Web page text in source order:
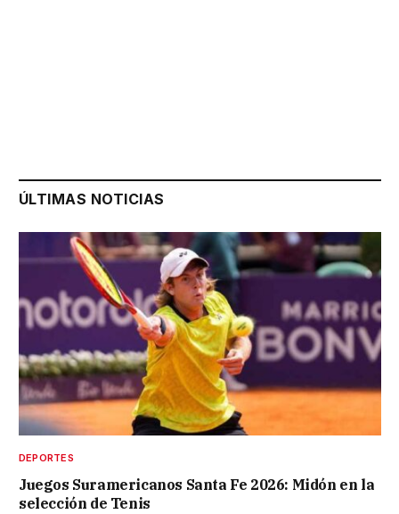
ÚLTIMAS NOTICIAS
DEPORTES
Juegos Suramericanos Santa Fe 2026: Midón en la
selección de Tenis